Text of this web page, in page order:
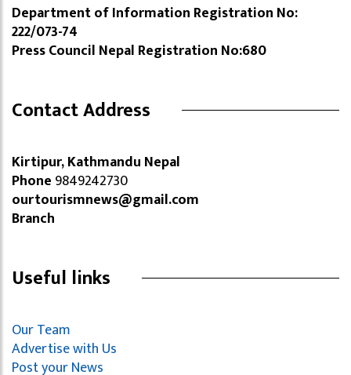
Department of Information Registration No:
222/073-74
Press Council Nepal Registration No:680
Contact Address
Kirtipur, Kathmandu Nepal
Phone 9849242730
ourtourismnews@gmail.com
Branch
Useful links
Our Team
Advertise with Us
Post your News